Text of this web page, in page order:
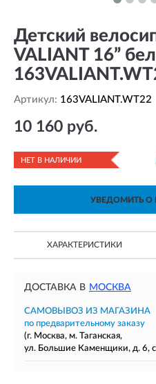
Детский
VALIANT 16”
Артикул: 163VALIANT.WT22
10 160 руб.
НЕТ В НАЛИЧИИ
УВЕДОМИТЬ О
ХАРАКТЕРИСТИКИ
ДОСТАВКА В МОСКВА
САМОВЫВОЗ ИЗ МАГАЗИНА
по предварительному заказу
(г. Москва, м. Таганская,
ул. Большие Каменщики, д. 6,